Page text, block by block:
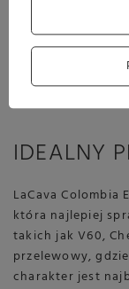
IDEALNY
LaCava
która najlepiej
takich jak V60,
przelewowy,
charakter jest